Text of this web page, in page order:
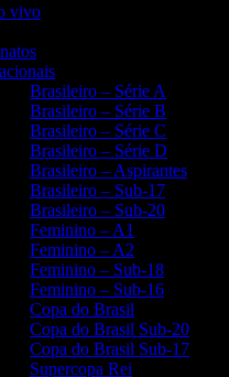
vivo
Brasileiro – Série A
Brasileiro – Série B
Brasileiro – Série C
Brasileiro – Série D
Brasileiro – Aspirantes
Brasileiro – Sub-17
Brasileiro – Sub-20
Feminino – A1
Feminino – A2
Feminino – Sub-18
Feminino – Sub-16
Copa do Brasil
Copa do Brasil Sub-20
Copa do Brasil Sub-17
Supercopa Rei